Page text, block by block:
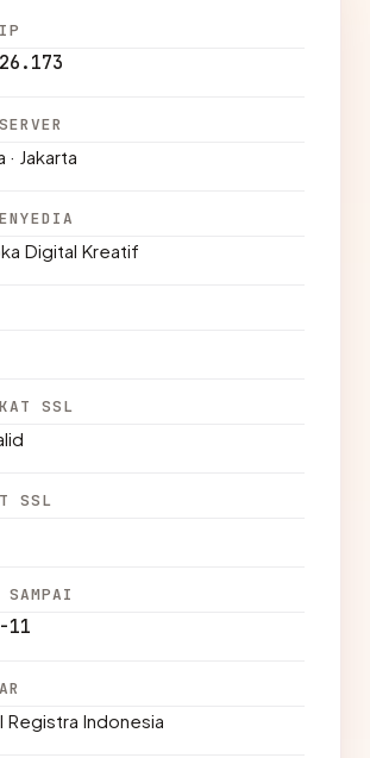
Jakarta
Digital Kreatif
SSL
SSL
SAMPAI
11
Registra Indonesia